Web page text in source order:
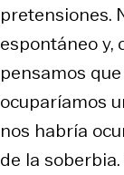
pretensiones.
espontáneo y,
pensamos
ocuparíamos
nos habría
de la